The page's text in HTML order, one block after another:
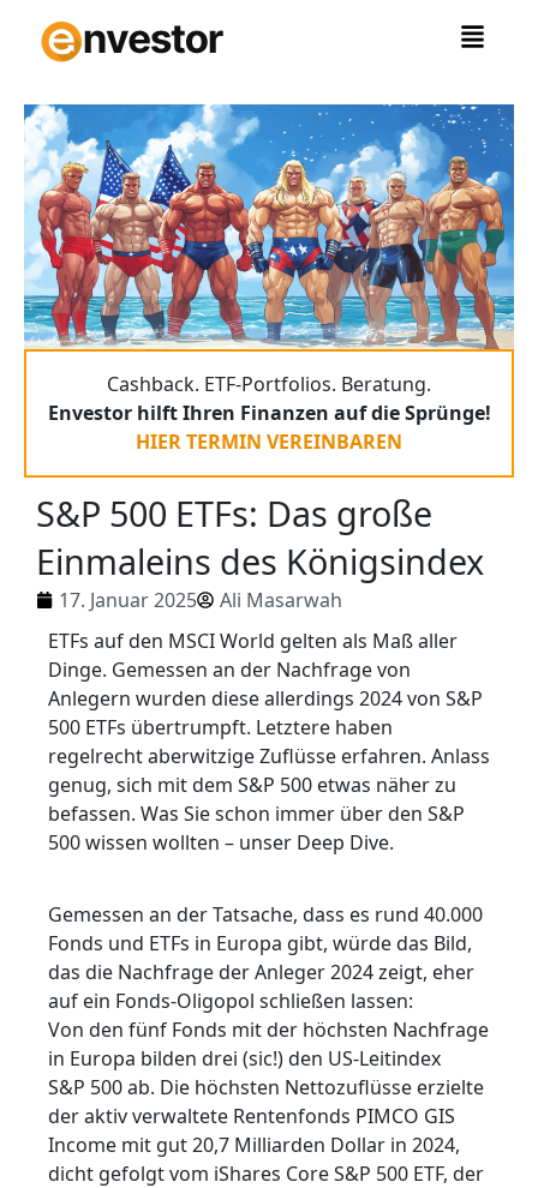
Inhalt
springen
Cashback. ETF-Portfolios. Beratung.
Envestor hilft Ihren Finanzen auf die Sprünge!
HIER TERMIN VEREINBAREN
S&P 500 ETFs: Das große
Einmaleins des Königsindex
17. Januar 2025
Ali Masarwah
ETFs auf den MSCI World gelten als Maß aller
Dinge. Gemessen an der Nachfrage von
Anlegern wurden diese allerdings 2024 von S&P
500 ETFs übertrumpft. Letztere haben
regelrecht aberwitzige Zuflüsse erfahren. Anlass
genug, sich mit dem S&P 500 etwas näher zu
befassen. Was Sie schon immer über den S&P
500 wissen wollten – unser Deep Dive.
Gemessen an der Tatsache, dass es rund 40.000
Fonds und ETFs in Europa gibt, würdedas Bild,
das die Nachfrage der Anleger 2024 zeigt, eher
auf ein Fonds-Oligopol schließen lassen:
Von den fünf Fonds mit der höchsten Nachfrage
in Europa bilden drei (sic!) den US-Leitindex
S&P 500 ab. Die höchsten Nettozuflüsse erzielte
der aktiv verwaltete Rentenfonds PIMCO GIS
Income mit gut 20,7 Milliarden Dollar in 2024,
dicht gefolgt vom iShares Core S&P 500 ETF, der